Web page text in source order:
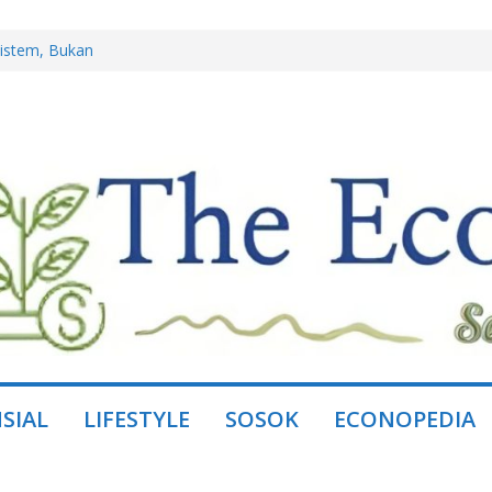
Bukan
Miliar, Jual
Borong Kembali
Jaya, Mitra
LIFESTYLE SOSOK ECONOPEDIA